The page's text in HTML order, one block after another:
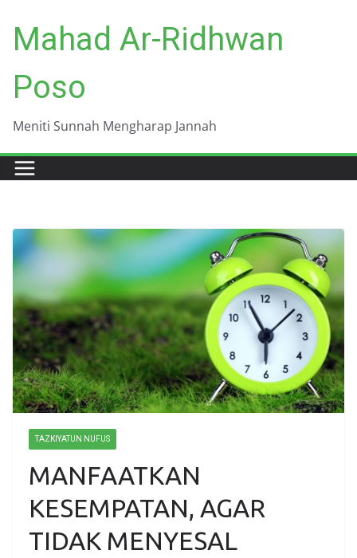
content
Mahad Ar-Ridhwan
Poso
Meniti Sunnah Mengharap Jannah
TAZKIYATUN NUFUS
MANFAATKAN
KESEMPATAN, AGAR
TIDAK MENYESAL